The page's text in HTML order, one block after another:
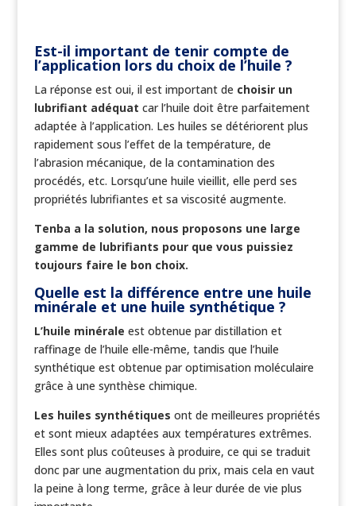
Est-il important de tenir compte de
l’application lors du choix de l’huile ?
La réponse est oui, il est important de choisir un
lubrifiant adéquat car l’huile doit être parfaitement
adaptée à l’application. Les huiles se détériorent plus
rapidement sous l’effet de la température, de
l’abrasion mécanique, de la contamination des
procédés, etc. Lorsqu’une huile vieillit, elle perd ses
propriétés lubrifiantes et sa viscosité augmente.
Tenba a la solution, nous proposons une large
gamme de lubrifiants pour que vous puissiez
toujours faire le bon choix.
Quelle est la différence entre une huile
minérale et une huile synthétique ?
L’huile minérale est obtenue par distillation et
raffinage de l’huile elle-même, tandis que l’huile
synthétique est obtenue par optimisation moléculaire
grâce à une synthèse chimique.
Les huiles synthétiques ont de meilleures propriétés
et sont mieux adaptées aux températures extrêmes.
Elles sont plus coûteuses à produire, ce qui se traduit
donc par une augmentation du prix, mais cela en vaut
la peine à long terme, grâce à leur durée de vie plus